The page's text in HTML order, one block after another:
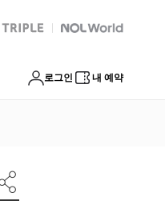
트리플 Global Interpark
로그인 내 예약